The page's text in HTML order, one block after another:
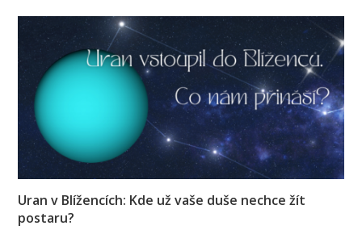
Uran v Blížencích: Kde už vaše duše nechce žít
postaru?